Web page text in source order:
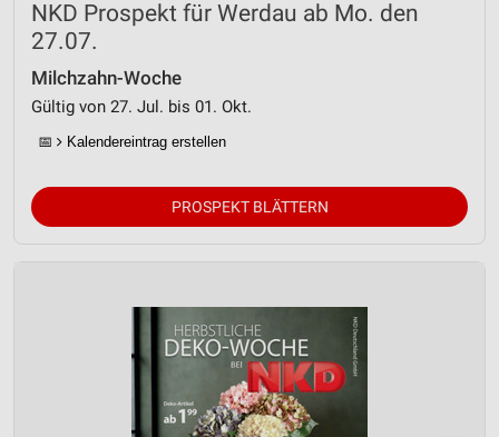
NKD Prospekt für Werdau ab Mo. den
27.07.
Milchzahn-Woche
Gültig von 27. Jul. bis 01. Okt.
📅 Kalendereintrag erstellen
PROSPEKT BLÄTTERN